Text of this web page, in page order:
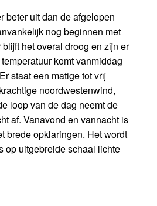
beter uit dan de afgelopen
nog beginnen met
het overal droog en zijn er
komt vanmiddag
staat een matige tot vrij
noordwestenwind,
loop van de dag neemt de
af. Vanavond en vannacht is
brede opklaringen. Het wordt
op uitgebreide schaal lichte